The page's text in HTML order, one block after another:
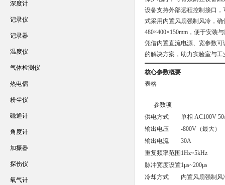
设备支持外部远程控制接口
式采用内置风扇强制风冷，
480×400×150mm，便于安装
凭借内置直流电源、宽参数
的解决方案，助力实验室与
核心参数概要
表格
参数项
供电方式
单相 AC100V
输出电压
-800V（最大）
输出电流
30A
重复频率范围 1Hz~5kHz
脉冲宽度设置1μs~200μs
冷却方式
内置风扇强制风
深度计
记录仪
记录器
温度仪
气体检测仪
热电偶
粉尘仪
磁通计
角度计
加振器
探伤仪
氧气计